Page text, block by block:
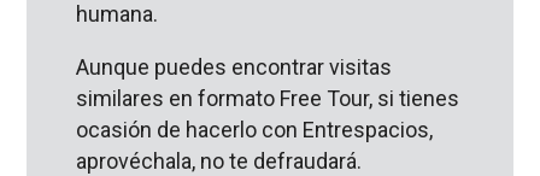
humana.
Aunque puedes encontrar visitas
similares en formato Free Tour, si tienes
ocasión de hacerlo con Entrespacios,
aprovéchala, no te defraudará.